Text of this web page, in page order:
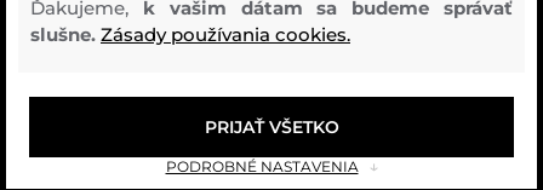
VŠETKO SKLADOM
Všetok tovar v e-shope máme na sklade.
Výhradné zastúpenie a predaj značky na Slovensku. Kupujete 100%
Ďakujeme, k vašim dátam sa budeme správať
slušne. Zásady používania cookies.
PODROBNÉ NASTAVENIA
PRIJAŤ VŠETKO